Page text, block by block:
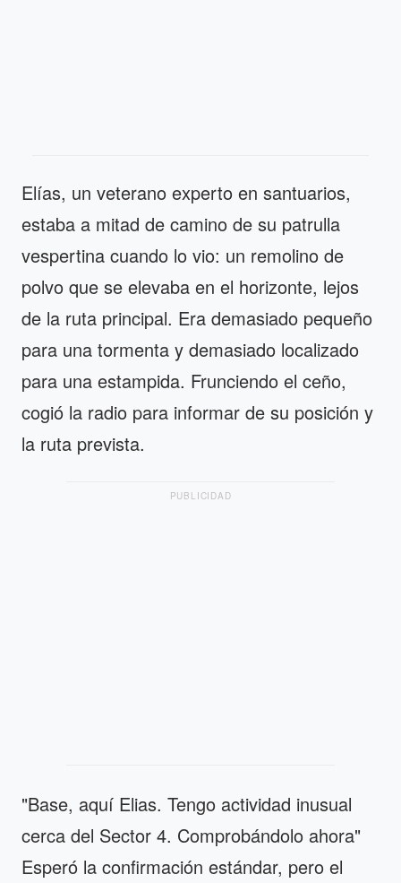
Elías, un veterano experto en santuarios,
estaba a mitad de camino de su patrulla
vespertina cuando lo vio: un remolino de
polvo que se elevaba en el horizonte, lejos
de la ruta principal. Era demasiado pequeño
para una tormenta y demasiado localizado
para una estampida. Frunciendo el ceño,
cogió la radio para informar de su posición y
la ruta prevista.
PUBLICIDAD
"Base, aquí Elias. Tengo actividad inusual
cerca del Sector 4. Comprobándolo ahora"
Esperó la confirmación estándar, pero el